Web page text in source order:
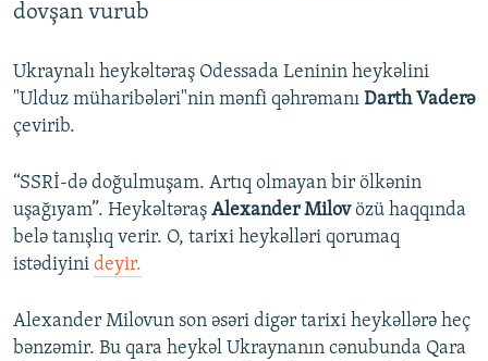
dovşan vurub
Ukraynalı heykəltəraş Odessada Leninin heykəlini
"Ulduz müharibələri"nin mənfi qəhrəmanı Darth Vaderə
çevirib.
“SSRİ-də doğulmuşam. Artıq olmayan bir ölkənin
uşağıyam”. Heykəltəraş Alexander Milovözü haqqında
belə tanışlıq verir. O, tarixi heykəlləri qorumaq
istədiyini deyir.
Alexander Milovun son əsəri digər tarixi heykəllərə heç
bənzəmir. Bu qara heykəl Ukraynanın cənubunda Qara